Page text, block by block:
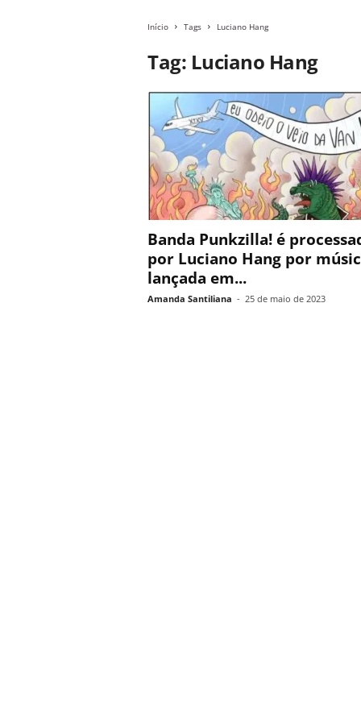
Início Tags Luciano Hang
Tag: Luciano Hang
Banda Punkzilla! é
por Luciano Hang por
lançada em...
Amanda Santiliana - 25 de maio de 2023